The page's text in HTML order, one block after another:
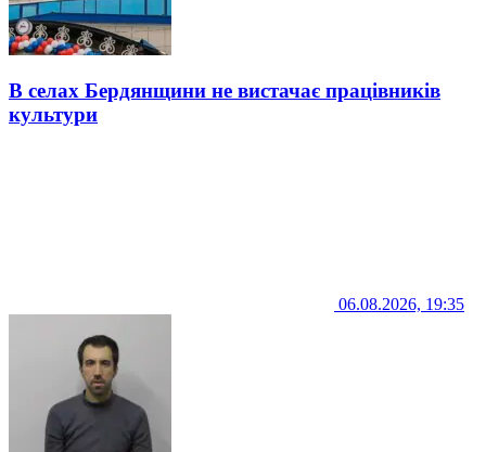
В селах Бердянщини не вистачає працівників
культури
06.08.2026, 19:35